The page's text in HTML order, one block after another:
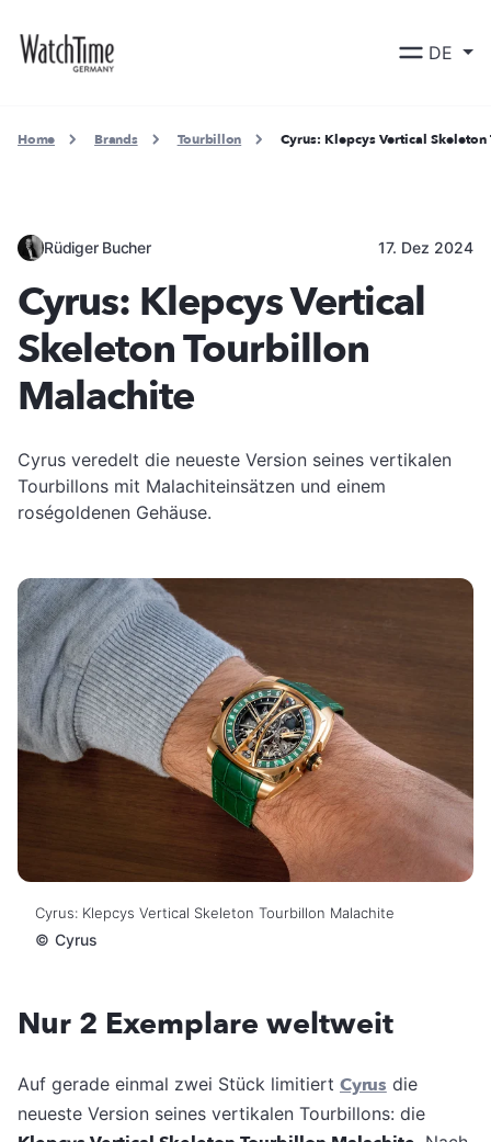
DE
Home Brands Tourbillon Cyrus: Klepcys Vertical
Rüdiger Bucher 17. Dez 2024
Cyrus: Klepcys Vertical
Skeleton Tourbillon
Malachite
Cyrus veredelt die neueste Version seines vertikalen
Tourbillons mit Malachiteinsätzen und einem
roségoldenen Gehäuse.
Cyrus: Klepcys Vertical Skeleton Tourbillon Malachite
© Cyrus
Nur 2 Exemplare weltweit
Auf gerade einmal zwei Stück limitiert Cyrus die
neueste Version seines vertikalen Tourbillons: die